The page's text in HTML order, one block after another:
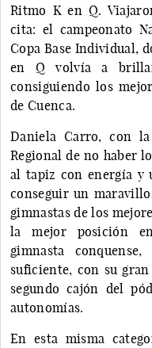
Ritmo K en Q.
cita: el campeonato
Copa Base Individual,
en Q volvía a
consiguiendo los
de Cuenca.
Daniela Carro, con
Regional de no haber
al tapiz con energía y
conseguir un
gimnastas de los
la mejor posición
gimnasta
suficiente, con su
segundo cajón del
autonomías.
En esta misma